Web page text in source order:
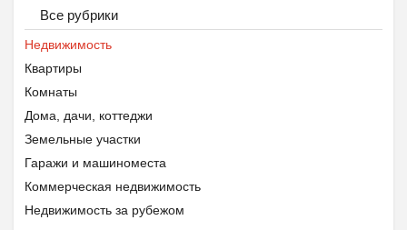
Все рубрики
Недвижимость
Квартиры
Комнаты
Дома, дачи, коттеджи
Земельные участки
Гаражи и машиноместа
Коммерческая недвижимость
Недвижимость за рубежом